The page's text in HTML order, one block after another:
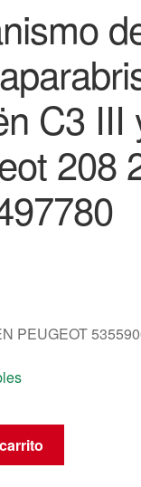
C3 III
208
PEUGEOT